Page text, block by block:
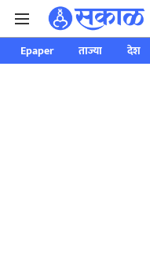
Epaper ताज्या देश